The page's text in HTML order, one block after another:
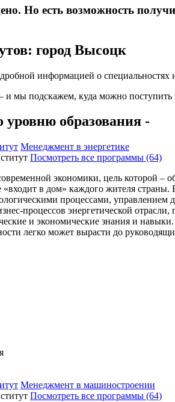
Но есть возможность
город Высоцк
информацией о специальностях
и мы подскажем, куда можно
уровню образования -
Менеджмент в энергетике
Посмотреть все программы (64)
экономики, цель которой –
«входит в дом» каждого жителя
процессами,
процессов энергетической
и экономические знания и
легко может вырасти до
Менеджмент в машиностроении
Посмотреть все программы (64)